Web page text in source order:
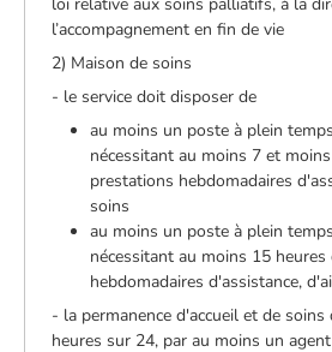
l’accompagnement en fin de vie
2) Maison de soins
- le service doit disposer de
au moins un poste à plein
nécessitant au moins 7 et
prestations hebdomadaires
soins
au moins un poste à plein
nécessitant au moins 15
hebdomadaires d'assistance,
- la permanence d'accueil et de
heures sur 24, par au moins un